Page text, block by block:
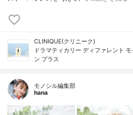
CLINIQUE(クリニーク)
ドラマティカリー ディファレント
ン プラス
モノシル編集部
hana